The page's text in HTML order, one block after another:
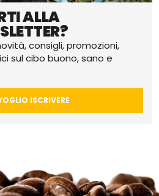
ALLA
consigli, promozioni,
sul cibo buono, sano e
ISCRIVERE